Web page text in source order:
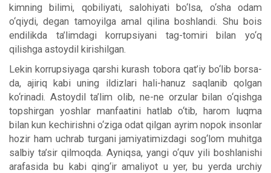
kimning bilimi, qobiliyati, salohiyati bo‘lsa, o‘sha odam
o‘qiydi, degan tamoyilga amal qilina boshlandi. Shu bois
endilikda ta’limdagi korrupsiyani tag-tomiri bilan yo‘q
qilishga astoydil kirishilgan.
Lekin korrupsiyaga qarshi kurash tobora qat’iy bo‘lib borsa-
da, ajiriq kabi uning ildizlari hali-hanuz saqlanib qolgan
ko‘rinadi. Astoydil ta’lim olib, ne-ne orzular bilan o‘qishga
topshirgan yoshlar manfaatini hatlab o‘tib, harom luqma
bilan kun kechirishni o‘ziga odat qilgan ayrim nopok insonlar
hozir ham uchrab turgani jamiyatimizdagi sog‘lom muhitga
salbiy ta’sir qilmoqda. Ayniqsa, yangi o‘quv yili boshlanishi
arafasida bu kabi qing‘ir amaliyot u yer, bu yerda urchiy